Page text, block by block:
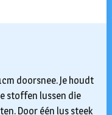
doorsnee. Je houdt
stoffen lussen die
Door één lus steek